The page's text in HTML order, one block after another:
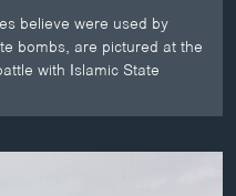
believe were used by
bombs, are pictured at the
with Islamic State